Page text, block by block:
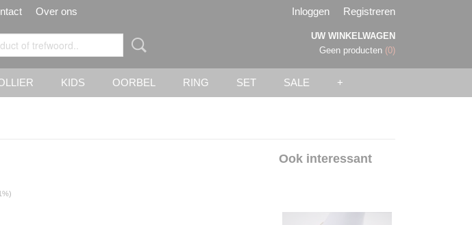
Over ons Inloggen Registreren
UW WINKELWAGEN
Geen producten (0)
KIDS OORBEL RING SET SALE +
Ook interessant